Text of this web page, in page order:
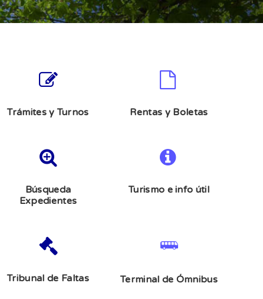
Trámites y Turnos Rentas y Boletas
Búsqueda
Expedientes
Turismo e info útil
Tribunal de Faltas Terminal de Ómnibus